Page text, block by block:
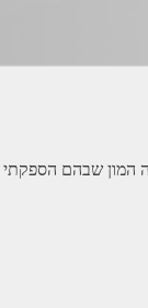
לך נר זכרון אבל בכל דבר ובכל יום שעובר עלי בחיים אתה פשוט איתי